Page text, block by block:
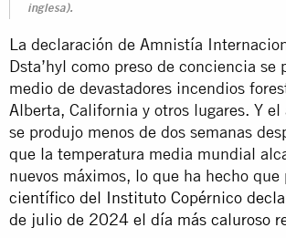
inglesa).
La declaración de Amnistía
Dsta’hyl como preso de conciencia se
medio de devastadores incendios
Alberta, California y otros lugares. Y el
se produjo menos de dos semanas
que la temperatura media mundial
nuevos máximos, lo que ha hecho que
científico del Instituto Copérnico
de julio de 2024 el día más caluroso